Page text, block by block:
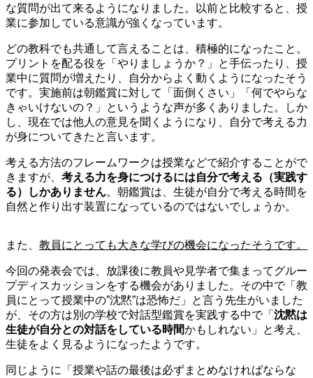
な質問が出て来るようになりました。以前と比較すると、授
業に参加している意識が強くなっています。
どの教科でも共通して言えることは、積極的になったこと。
プリントを配る役を「やりましょうか？」と手伝ったり、授
業中に質問が増えたり、自分からよく動くようになったそう
です。実施前は朝鑑賞に対して「面倒くさい」「何でやらな
きゃいけないの？」というような声が多くありました。しか
し、現在では他人の意見を聞くようになり、自分で考える力
が身についてきたと言います。
考える方法のフレームワークは授業などで紹介することがで
きますが、 考える力を身につけるには自分で考える（実践す
る）しかありません。朝鑑賞は、生徒が自分で考える時間を
自然と作り出す装置になっているのではないでしょうか。
また、 教員にとっても大きな学びの機会になったそうです。
今回の発表会では、放課後に教員や見学者で集まってグルー
プディスカッションをする機会がありました。その中で「教
員にとって授業中の”沈黙”は恐怖だ」と言う先生がいました
が、その方は別の学校で対話型鑑賞を実践する中で「 沈黙は
生徒が自分との対話をしている時間かもしれない」と考え、
生徒をよく見るようになったようです。
同じように「授業や話の最後は必ずまとめなければならな